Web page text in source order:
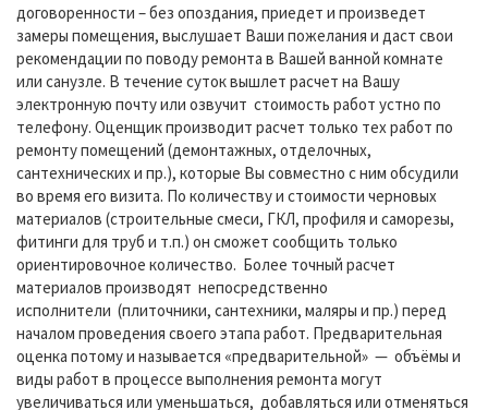
договоренности – без опоздания, приедет и произведет
замеры помещения, выслушает Ваши пожелания и даст свои
рекомендации по поводу ремонта в Вашей ванной комнате
или санузле. В течение суток вышлет расчет на Вашу
электронную почту или озвучит стоимость работ устно по
телефону. Оценщик производит расчет только тех работ по
ремонту помещений (демонтажных, отделочных,
сантехнических и пр.), которые Вы совместно с ним обсудили
во время его визита. По количеству и стоимости черновых
материалов (строительные смеси, ГКЛ, профиля и саморезы,
фитинги для труб и т.п.) он сможет сообщить только
ориентировочное количество. Более точный расчет
материалов производят непосредственно
исполнители (плиточники, сантехники, маляры и пр.) перед
началом проведения своего этапа работ. Предварительная
оценка потому и называется «предварительной» — объёмы и
виды работ в процессе выполнения ремонта могут
увеличиваться или уменьшаться, добавляться или отменяться